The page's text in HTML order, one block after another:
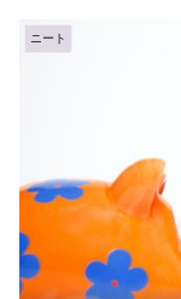
ニート